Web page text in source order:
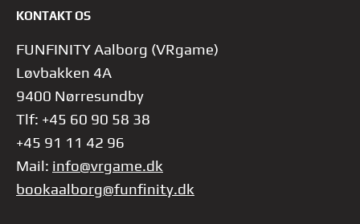
KONTAKT OS
FUNFINITY Aalborg (VRgame)
Løvbakken 4A
9400 Nørresundby
Tlf: +45 60 90 58 38
+45 91 11 42 96
Mail: info@vrgame.dk
bookaalborg@funfinity.dk